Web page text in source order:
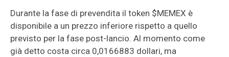
Durante la fase di prevendita il token $MEMEX è
disponibile a un prezzo inferiore rispetto a quello
previsto per la fase post-lancio. Al momento come
già detto costa circa 0,0166883 dollari, ma